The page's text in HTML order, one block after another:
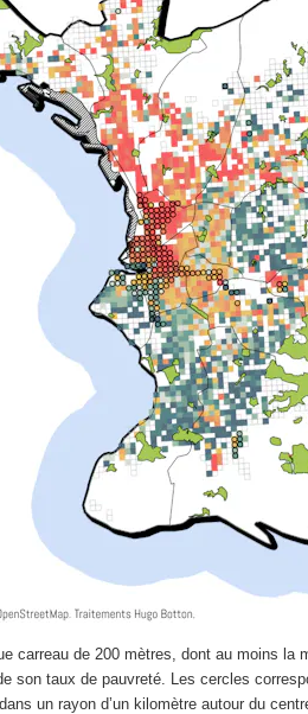
carreau de 200 mètres, dont au moins la
son taux de pauvreté. Les cercles
un rayon d’un kilomètre autour du